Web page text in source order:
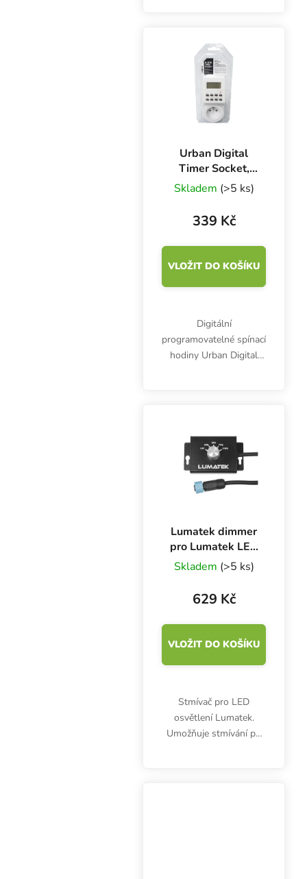
Urban Digital
Timer Socket,
digitální spínací
hodiny
Skladem (>5 ks)
339 Kč
VLOŽIT DO KOŠÍKU
Digitální
programovatelné spínací
hodiny Urban Digital
čerpadla, topení,
zvlhčovače,...
Lumatek dimmer
pro Lumatek LED
svítidla
Skladem (>5 ks)
629 Kč
VLOŽIT DO KOŠÍKU
Stmívač pro LED
osvětlení Lumatek.
Umožňuje stmívání po